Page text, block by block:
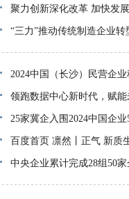
聚力创新深化改革 加快发
“三力”推动传统制造企业转
2024中国（长沙）民营企
领跑数据中心新时代，赋能
25家冀企入围2024中国企
百度首页 凛然丨正气 新质
中央企业累计完成28组50